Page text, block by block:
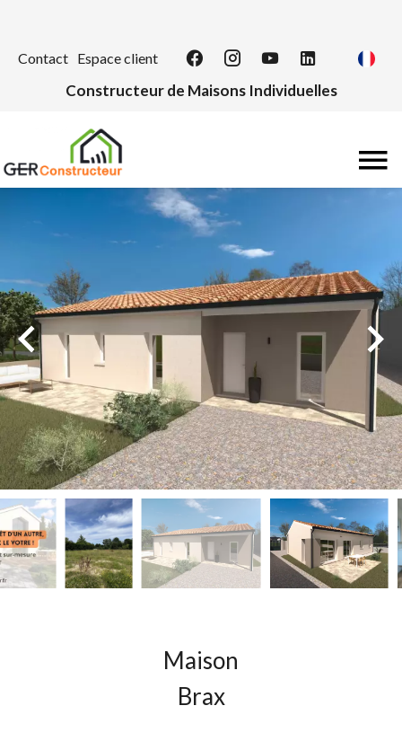
Contact Espace client
Constructeur de Maisons Individuelles
Maison
Brax